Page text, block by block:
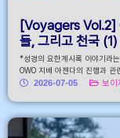
[Voyagers Vol.2]
들, 그리고 천국 (1)
*성경의 요한계시록 이야기라
OWO 지배 아젠다의 진행과 관
2026-07-05
보이